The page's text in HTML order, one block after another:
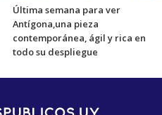
Última semana para ver
Antígona,una pieza
contemporánea, ágil y rica en
todo su despliegue